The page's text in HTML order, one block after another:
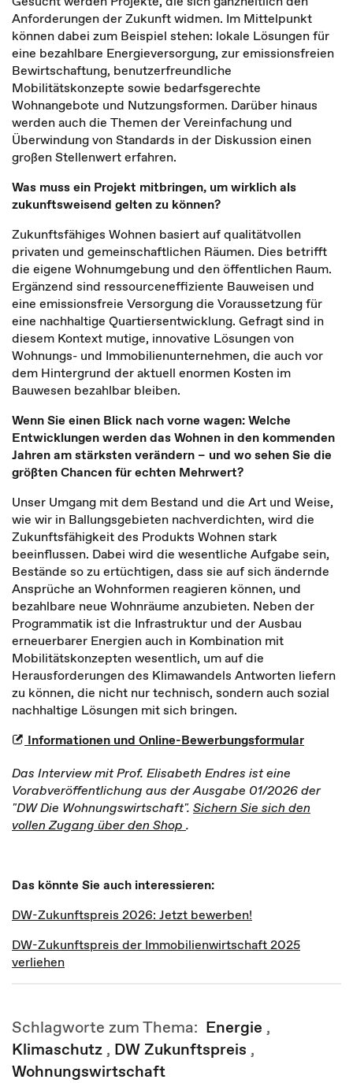
Anforderungen der Zukunft widmen. Im Mittelpunkt
können dabei zum Beispiel stehen: lokale Lösungen für
eine bezahlbare Energieversorgung, zur emissionsfreien
Bewirtschaftung, benutzerfreundliche
Mobilitätskonzepte sowie bedarfsgerechte
Wohnangebote und Nutzungsformen. Darüber hinaus
werden auch die Themen der Vereinfachung und
Überwindung von Standards in der Diskussion einen
großen Stellenwert erfahren.
Was muss ein Projekt mitbringen, um wirklich als
zukunftsweisend gelten zu können?
Zukunftsfähiges Wohnen basiert auf qualitätvollen
privaten und gemeinschaftlichen Räumen. Dies betrifft
die eigene Wohnumgebung und den öffentlichen Raum.
Ergänzend sind ressourceneffiziente Bauweisen und
eine emissionsfreie Versorgung die Voraussetzung für
eine nachhaltige Quartiersentwicklung. Gefragt sind in
diesem Kontext mutige, innovative Lösungen von
Wohnungs- und Immobilienunternehmen, die auch vor
dem Hintergrund der aktuell enormen Kosten im
Bauwesen bezahlbar bleiben.
Wenn Sie einen Blick nach vorne wagen: Welche
Entwicklungen werden das Wohnen in den kommenden
Jahren am stärksten verändern – und wo sehen Sie die
größten Chancen für echten Mehrwert?
Unser Umgang mit dem Bestand und die Art und Weise,
wie wir in Ballungsgebieten nachverdichten, wird die
Zukunftsfähigkeit des Produkts Wohnen stark
beeinflussen. Dabei wird die wesentliche Aufgabe sein,
Bestände so zu ertüchtigen, dass sie auf sich ändernde
Ansprüche an Wohnformen reagieren können, und
bezahlbare neue Wohnräume anzubieten. Neben der
Programmatik ist die Infrastruktur und der Ausbau
erneuerbarer Energien auch in Kombination mit
Mobilitätskonzepten wesentlich, um auf die
Herausforderungen des Klimawandels Antworten liefern
zu können, die nicht nur technisch, sondern auch sozial
nachhaltige Lösungen mit sich bringen.
Informationen und Online-Bewerbungsformular
Das Interview mit Prof. Elisabeth Endres ist eine
Vorabveröffentlichung aus der Ausgabe 01/2026 der
"DW Die Wohnungswirtschaft". Sichern Sie sich den
vollen Zugang über den Shop .
Das könnte Sie auch interessieren:
DW-Zukunftspreis 2026: Jetzt bewerben!
DW-Zukunftspreis der Immobilienwirtschaft 2025
verliehen
Schlagworte zum Thema: Energie ,
Klimaschutz , DW Zukunftspreis ,
Wohnungswirtschaft